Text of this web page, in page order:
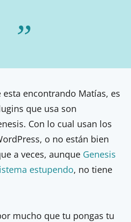
encontrando Matías, es
que usa son
Con lo cual usan los
o no están bien
a veces, aunque Genesis
estupendo, no tiene
mucho que tu pongas tu